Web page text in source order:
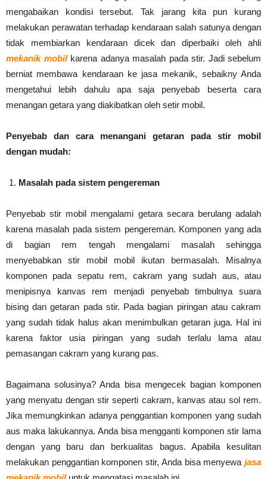
mengabaikan kondisi tersebut. Tak jarang kita pun kurang
melakukan perawatan terhadap kendaraan salah satunya dengan
tidak membiarkan kendaraan dicek dan diperbaiki oleh ahli
mekanik mobil karena adanya masalah pada stir. Jadi sebelum
berniat membawa kendaraan ke jasa mekanik, sebaikny Anda
mengetahui lebih dahulu apa saja penyebab beserta cara
menangan getara yang diakibatkan oleh setir mobil.
Penyebab dan cara menangani getaran pada stir mobil
dengan mudah:
Masalah pada sistem pengereman
Penyebab stir mobil mengalami getara secara berulang adalah
karena masalah pada sistem pengereman. Komponen yang ada
di bagian rem tengah mengalami masalah sehingga
menyebabkan stir mobil mobil ikutan bermasalah. Misalnya
komponen pada sepatu rem, cakram yang sudah aus, atau
menipisnya kanvas rem menjadi penyebab timbulnya suara
bising dan getaran pada stir. Pada bagian piringan atau cakram
yang sudah tidak halus akan menimbulkan getaran juga. Hal ini
karena faktor usia piringan yang sudah terlalu lama atau
pemasangan cakram yang kurang pas.
Bagaimana solusinya? Anda bisa mengecek bagian komponen
yang menyatu dengan stir seperti cakram, kanvas atau sol rem.
Jika memungkinkan adanya penggantian komponen yang sudah
aus maka lakukannya. Anda bisa mengganti komponen stir lama
dengan yang baru dan berkualitas bagus. Apabila kesulitan
melakukan penggantian komponen stir, Anda bisa menyewa jasa